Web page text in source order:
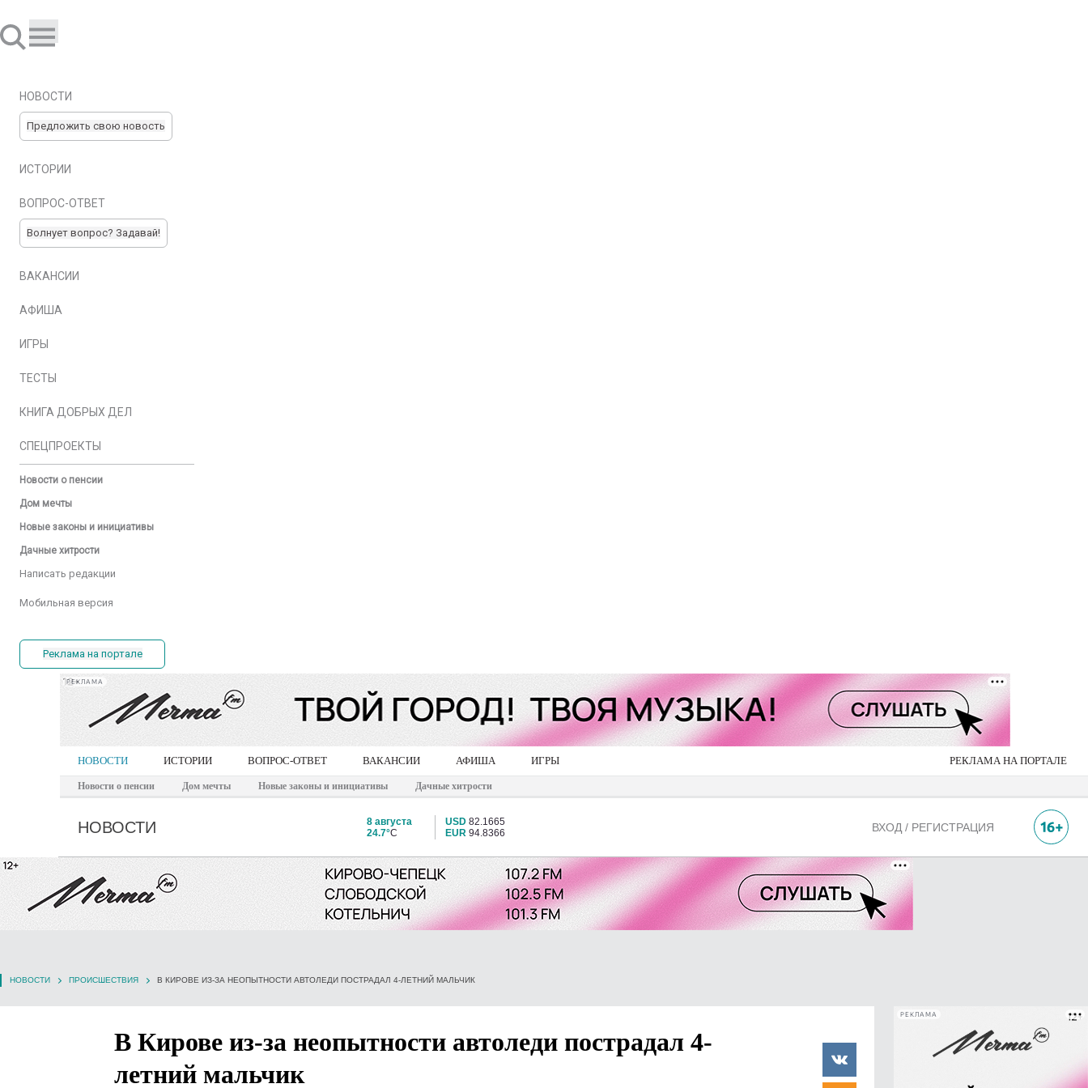
НОВОСТИ
Предложить свою новость
ИСТОРИИ
ВОПРОС-ОТВЕТ
Волнует вопрос? Задавай!
ВАКАНСИИ
АФИША
ИГРЫ
ТЕСТЫ
КНИГА ДОБРЫХ ДЕЛ
СПЕЦПРОЕКТЫ
Новости о пенсии
Дом мечты
Новые законы и инициативы
Дачные хитрости
Написать редакции
Мобильная версия
Реклама на портале
РЕКЛАМА
НОВОСТИ ИСТОРИИ ВОПРОС-ОТВЕТ ВАКАНСИИ АФИША ИГРЫ РЕКЛАМА НА ПОРТАЛЕ
Новости о пенсии Дом мечты Новые законы и инициативы Дачные хитрости
НОВОСТИ
8 августа
24.7°C
USD 82.1665
EUR 94.8366 ВХОД / РЕГИСТРАЦИЯ
НОВОСТИ ПРОИСШЕСТВИЯ В КИРОВЕ ИЗ-ЗА НЕОПЫТНОСТИ АВТОЛЕДИ ПОСТРАДАЛ 4-ЛЕТНИЙ МАЛЬЧИК
В Кирове из-за неопытности автоледи пострадал 4-
летний мальчик
РЕКЛАМА